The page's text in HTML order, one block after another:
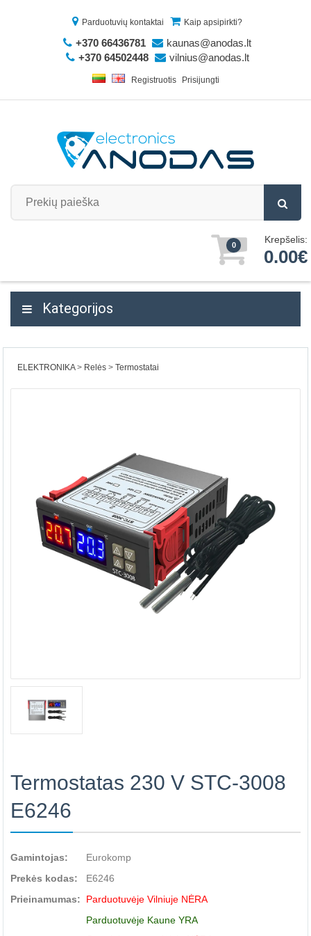
Parduotuvių kontaktai Kaip apsipirkti?
+370 66436781
kaunas@anodas.lt
+370 64502448
vilnius@anodas.lt
Registruotis Prisijungti
0 Krepšelis:
0.00€
Kategorijos
ELEKTRONIKA Relės Termostatai
Termostatas 230 V STC-3008
E6246
Gamintojas:
Eurokomp
Prekės kodas:
E6246
Prieinamumas:
Parduotuvėje Vilniuje NĖRA
Parduotuvėje Kaune YRA